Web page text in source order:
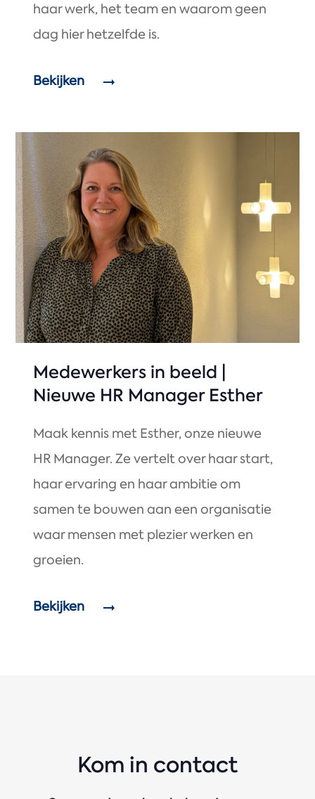
haar werk, het team en waarom geen
dag hier hetzelfde is.
Bekijken
Medewerkers in beeld |
Nieuwe HR Manager Esther
Maak kennis met Esther, onze nieuwe
HR Manager. Ze vertelt over haar start,
haar ervaring en haar ambitie om
samen te bouwen aan een organisatie
waar mensen met plezier werken en
groeien.
Bekijken
Kom in contact